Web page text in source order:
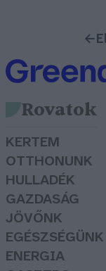
←
Rovatok
KERTEM
OTTHONUNK
HULLADÉK
GAZDASÁG
JÖVŐNK
EGÉSZSÉGÜNK
ENERGIA